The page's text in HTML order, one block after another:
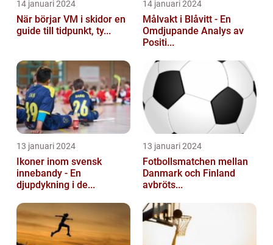
14 januari 2024
När börjar VM i skidor en
guide till tidpunkt, ty...
14 januari 2024
Målvakt i Blåvitt - En
Omdjupande Analys av
Positi...
13 januari 2024
Ikoner inom svensk
innebandy - En
djupdykning i de...
13 januari 2024
Fotbollsmatchen mellan
Danmark och Finland
avbröts...